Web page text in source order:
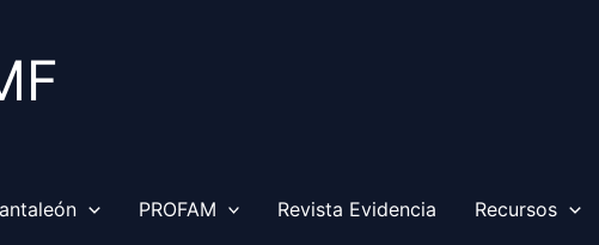
PROFAM Revista Evidencia Recursos